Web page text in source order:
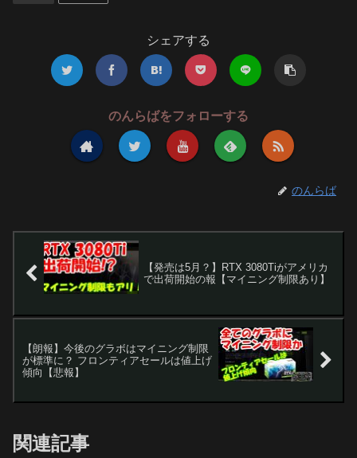
シェアする
のんらばをフォローする
のんらば
【発売は5月？】RTX 3080Tiがアメリカ
で出荷開始の報【マイニング制限あり】
【朗報】今後のグラボはマイニング制限
が標準に？ フロンティアセールは値上げ
傾向【悲報】
関連記事